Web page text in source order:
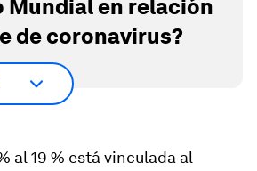
Mundial en relación
de coronavirus?
al 19 % está vinculada al